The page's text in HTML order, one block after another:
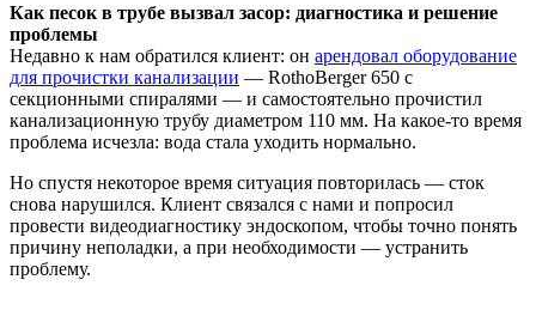
Как песок в трубе вызвал засор: диагностика и решение
проблемы
Недавно к нам обратился клиент: он арендовал оборудование
для прочистки канализации — RothoBerger 650 с
секционными спиралями — и самостоятельно прочистил
канализационную трубу диаметром 110 мм. На какое‑то время
проблема исчезла: вода стала уходить нормально.
Но спустя некоторое время ситуация повторилась — сток
снова нарушился. Клиент связался с нами и попросил
провести видеодиагностику эндоскопом, чтобы точно понять
причину неполадки, а при необходимости — устранить
проблему.